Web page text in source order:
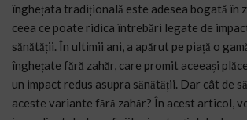
înghețata tradițională este adesea bogată în
ceea ce poate ridica întrebări legate de
sănătății. În ultimii ani, a apărut pe piață o
înghețate fără zahăr, care promit aceeași
un impact redus asupra sănătății. Dar cât de
aceste variante fără zahăr? În acest articol,